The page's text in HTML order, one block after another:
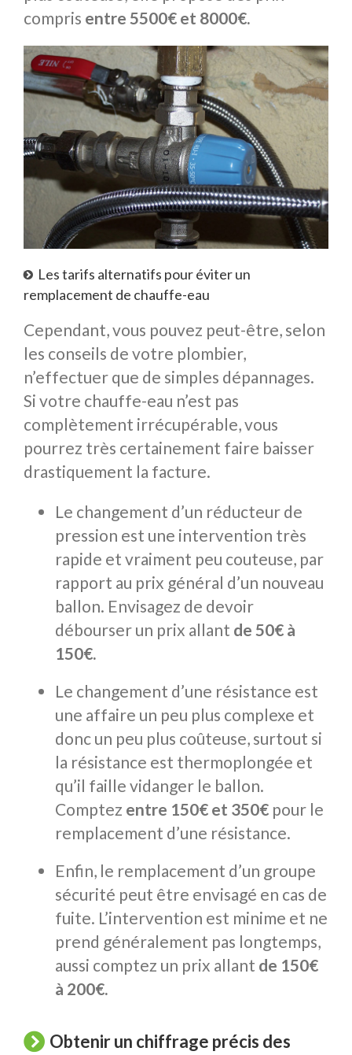
compris entre 5500€ et 8000€.
Les tarifs alternatifs pour éviter un
remplacement de chauffe-eau
Cependant, vous pouvez peut-être, selon
les conseils de votre plombier,
n’effectuer que de simples dépannages.
Si votre chauffe-eau n’est pas
complètement irrécupérable, vous
pourrez très certainement faire baisser
drastiquement la facture.
Le changement d’un réducteur de
pression est une intervention très
rapide et vraiment peu couteuse, par
rapport au prix général d’un nouveau
ballon. Envisagez de devoir
débourser un prix allant de 50€ à
150€.
Le changement d’une résistance est
une affaire un peu plus complexe et
donc un peu plus coûteuse, surtout si
la résistance est thermoplongée et
qu’il faille vidanger le ballon.
Comptez entre 150€ et 350€ pour le
remplacement d’une résistance.
Enfin, le remplacement d’un groupe
sécurité peut être envisagé en cas de
fuite. L’intervention est minime et ne
prend généralement pas longtemps,
aussi comptez un prix allant de 150€
à 200€.
Obtenir un chiffrage précis des